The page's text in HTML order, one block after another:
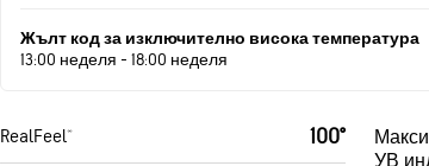
Жълт код за изключително висока температура
13:00 неделя - 18:00 неделя
RealFeel® 100°